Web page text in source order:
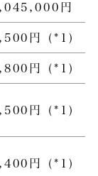
円
円 (*1)
円 (*1)
円 (*1)
円 (*1)